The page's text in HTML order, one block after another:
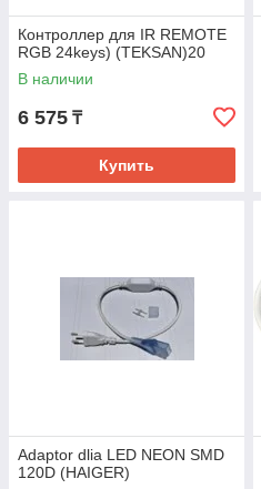
Контроллер для IR REMOTE
RGB 24keys) (TEKSAN)20
В наличии
6 575 ₸
Купить
Adaptor dlia LED NEON SMD
120D (HAIGER)